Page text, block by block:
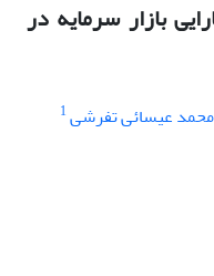
بازار سرمایه در
محمد عیسائی تفرشی1